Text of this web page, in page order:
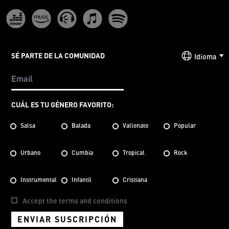
SÉ PARTE DE LA COMUNIDAD
CUÁL ES TU GÉNERO FAVORITO:
Salsa Balada Vallenato Popular
Urbano Cumbia Tropical Rock
Instrumental Infantil Cristiana
Accept the terms and conditions
ENVIAR SUSCRIPCIÓN
Idioma